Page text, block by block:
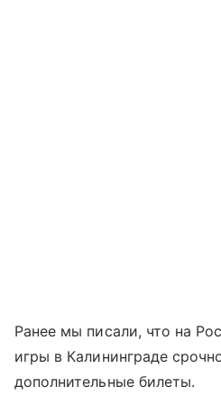
Ранее мы писали, что на
игры в Калининграде
дополнительные билеты.